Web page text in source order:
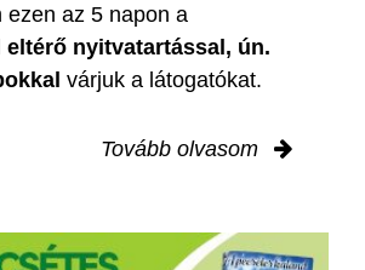
ezen az 5 napon a
nyitvatartással, ún.
várjuk a látogatókat.
Tovább olvasom